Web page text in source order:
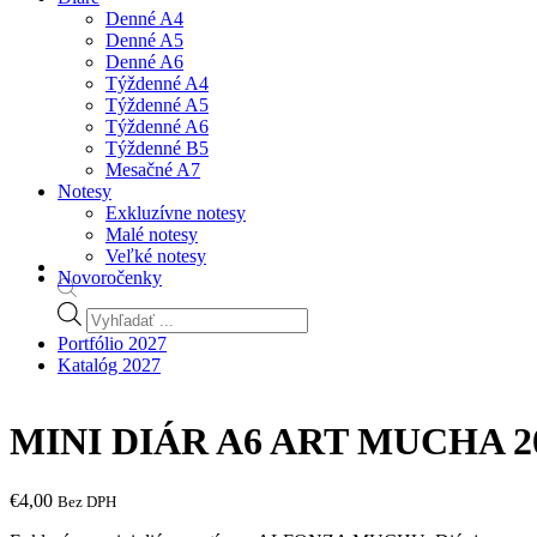
Products
search
Portfólio 2027
Katalóg 2027
Denné A4
Denné A5
Denné A6
Týždenné A4
Týždenné A5
Týždenné A6
Týždenné B5
Mesačné A7
Notesy
Exkluzívne notesy
Malé notesy
Veľké notesy
Novoročenky
MINI DIÁR A6 ART MUCHA
€4,00 Bez DPH